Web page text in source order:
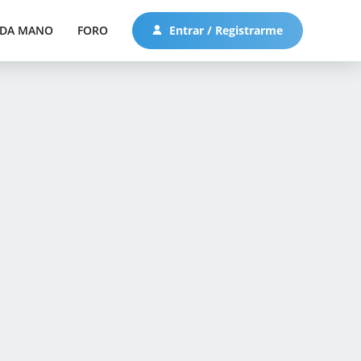
MANO FORO Entrar / Registrarme